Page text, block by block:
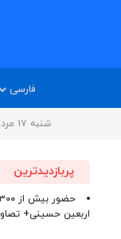
شنبه ۱۷ مرداد ۱۴۰۵
پربازدیدترین
اربعین حسینی+